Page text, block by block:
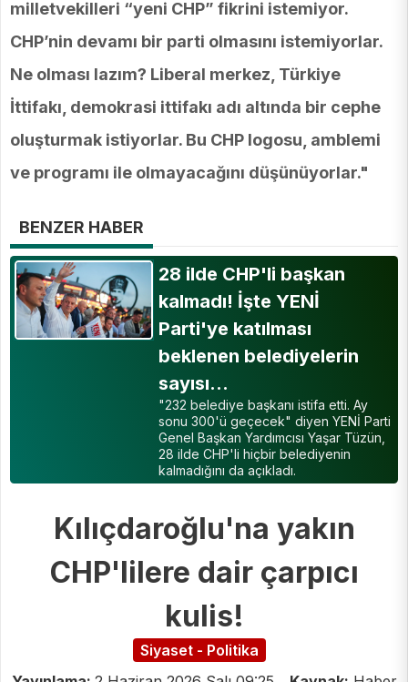
milletvekilleri “yeni CHP” fikrini istemiyor.
CHP’nin devamı bir parti olmasını istemiyorlar.
Ne olması lazım? Liberal merkez, Türkiye
İttifakı, demokrasi ittifakı adı altında bir cephe
oluşturmak istiyorlar. Bu CHP logosu, amblemi
ve programı ile olmayacağını düşünüyorlar."
BENZER HABER
28 ilde CHP'li başkan
kalmadı! İşte YENİ
Parti'ye katılması
beklenen belediyelerin
sayısı…
"232 belediye başkanı istifa etti. Ay
sonu 300'ü geçecek" diyen YENİ Parti
Genel Başkan Yardımcısı Yaşar Tüzün,
28 ilde CHP'li hiçbir belediyenin
kalmadığını da açıkladı.
Kılıçdaroğlu'na yakın
CHP'lilere dair çarpıcı
kulis!
Siyaset - Politika